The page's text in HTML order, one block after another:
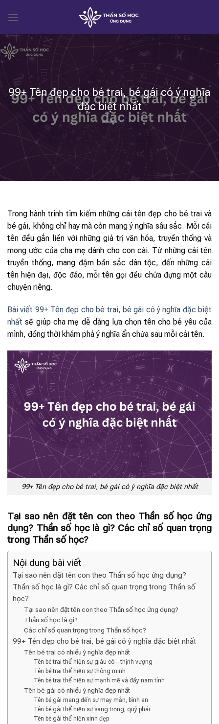
99+ Tên đẹp cho bé trai, bé gái có ý nghĩa
đặc biệt nhất
Trong hành trình tìm kiếm những cái tên đẹp cho bé trai và
bé gái, không chỉ hay mà còn mang ý nghĩa sâu sắc. Mỗi cái
tên đều gắn liền với những giá trị văn hóa, truyền thống và
mong ước của cha mẹ dành cho con cái. Từ những cái tên
truyền thống, mang đậm bản sắc dân tộc, đến những cái
tên hiện đại, độc đáo, mỗi tên gọi đều chứa đựng một câu
chuyện riêng.
Bài viết 99+ Tên đẹp cho bé trai, bé gái có ý nghĩa đặc biệt
nhất sẽ giúp cha mẹ dễ dàng lựa chọn tên cho bé yêu của
mình, đồng thời khám phá ý nghĩa ẩn chứa sau mỗi cái tên.
99+ Tên đẹp cho bé trai, bé gái có ý nghĩa đặc biệt nhất
Tại sao nên đặt tên con theo Thần số học ứng
dụng? Thần số học là gì? Các chỉ số quan trọng
trong Thần số học?
Nội dung bài viết
Tại sao nên đặt tên con theo Thần số học ứng dụng?
Thần số học là gì? Các chỉ số quan trọng trong Thần số
học?
Tại sao nên đặt tên con theo Thần số học ứng dụng?
Thần số học là gì?
Các chỉ số quan trọng trong Thần số học?
99+ Tên đẹp cho bé trai, bé gái có ý nghĩa đặc biệt nhất
Tên bé trai có nhiều ý nghĩa đẹp nhất
Tên bé trai thể hiện sự giàu có – thịnh vượng
Tên bé trai thể hiện sự thông minh
Tên bé trai thể hiện sự mạnh mẽ và đầy nam tính
Tên bé gái có nhiều ý nghĩa đẹp nhất
Tên bé gái mang đến sự may mắn, bình an
Tên bé gái thể hiện sự sang trọng, quý phái
Tên bé gái thể hiện xinh đẹp